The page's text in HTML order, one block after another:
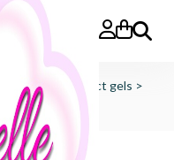
Zoeken
colorgels effect gels >